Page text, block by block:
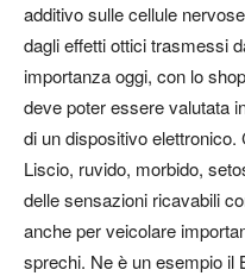
additivosulle cellule
dagli effetti ottici trasmessi
importanza oggi, con lo
deve poter essere valutata
di un dispositivo elettronico.
Liscio, ruvido, morbido,
delle sensazioni ricavabili
anche per veicolare
sprechi. Ne è un esempio il